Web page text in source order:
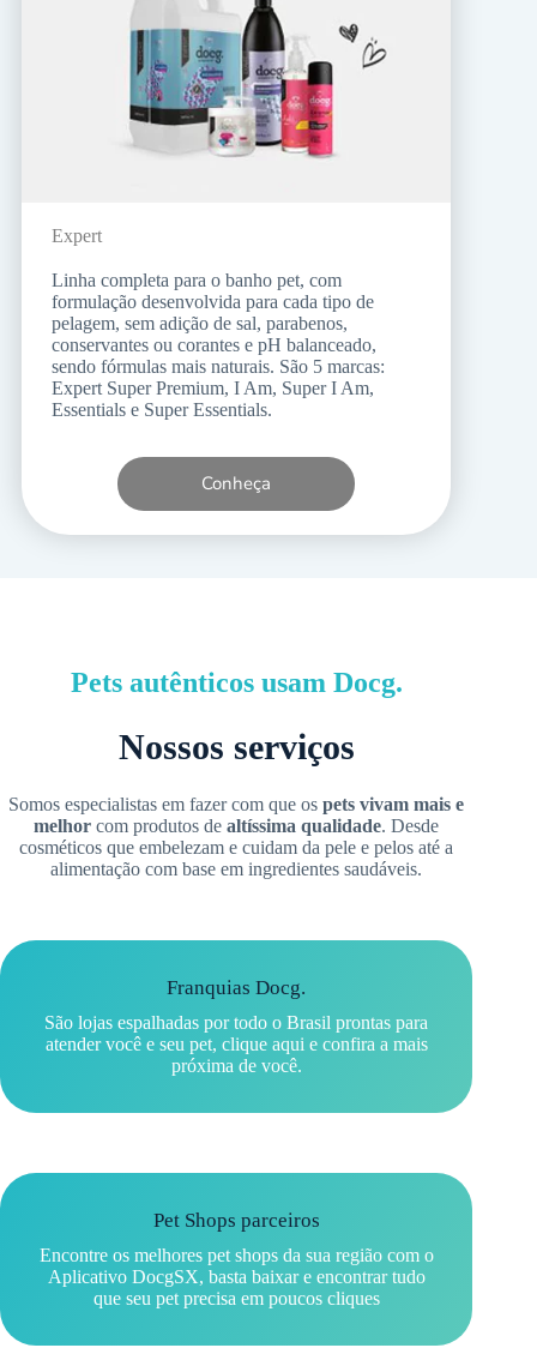
Expert
Linha completa para o banho pet, com
formulação desenvolvida para cada tipo de
pelagem, sem adição de sal, parabenos,
conservantes ou corantes e pH balanceado,
sendo fórmulas mais naturais. São 5 marcas:
Expert Super Premium, I Am, Super I Am,
Essentials e Super Essentials.
Conheça
Pets autênticos usam Docg.
Nossos serviços
Somos especialistas em fazer com que ospets vivam mais e
melhor com produtos dealtíssima qualidade. Desde
cosméticos que embelezam e cuidam da pele e pelos até a
alimentação com base em ingredientes saudáveis.
Franquias Docg.
São lojas espalhadas por todo o Brasil prontas para
atender você e seu pet, clique aqui e confira a mais
próxima de você.
Pet Shops parceiros​
Encontre os melhores pet shops da sua região com o
Aplicativo DocgSX, basta baixar e encontrar tudo
que seu pet precisa em poucos cliques